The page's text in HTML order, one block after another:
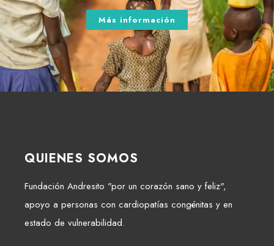
Más información
QUIENES SOMOS
Fundación Andresito "por un corazón sano y feliz",
apoyo a personas con cardiopatías congénitas y en
estado de vulnerabilidad.